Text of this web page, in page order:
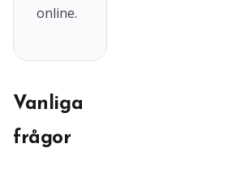
online.
Vanliga
frågor